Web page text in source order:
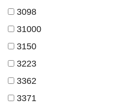
3098
31000
3150
3223
3362
3371